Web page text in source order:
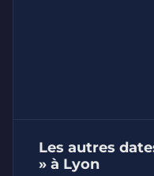
Les autres
» à Lyon